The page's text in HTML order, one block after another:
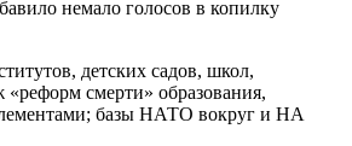
немало голосов в копилку
детских садов, школ,
смерти» образования,
базы НАТО вокруг и НА